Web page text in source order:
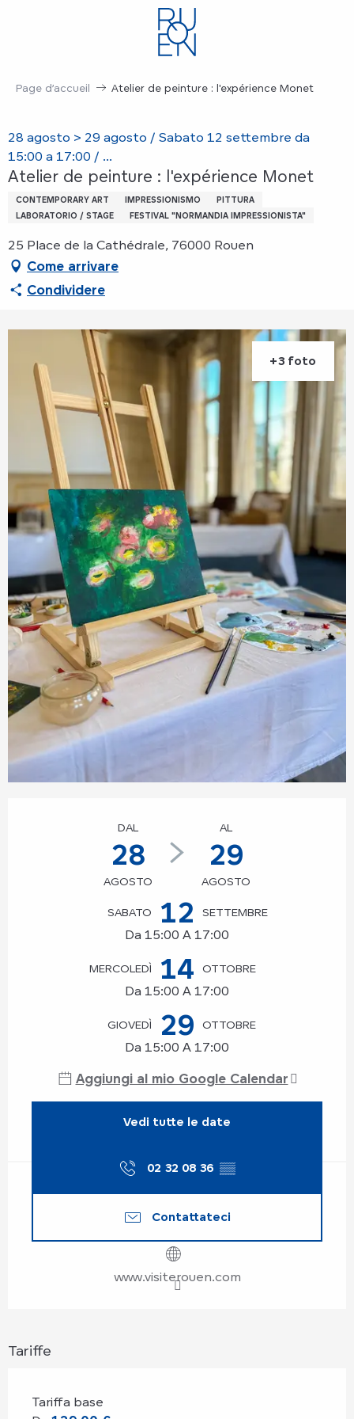
Page d’accueil Atelier de peinture : l'expérience Monet
28 agosto > 29 agosto / Sabato 12 settembre da
15:00 a 17:00 / ...
Atelier de peinture : l'expérience Monet
CONTEMPORARY ART IMPRESSIONISMO
PITTURA
LABORATORIO / STAGE
FESTIVAL "NORMANDIA IMPRESSIONISTA"
25 Place de la Cathédrale, 76000 Rouen
Come arrivare
Condividere
+3 foto
DAL
28
AGOSTO
AL
29
AGOSTO
SABATO 12 SETTEMBRE
Da 15:00 A 17:00
MERCOLEDÌ 14 OTTOBRE
Da 15:00 A 17:00
GIOVEDÌ 29 OTTOBRE
Da 15:00 A 17:00
Aggiungi al mio Google Calendar
Vedi tutte le date
02 32 08 36 ▒▒
Contattateci
www.visiterouen.com
Tariffe
Tariffa base